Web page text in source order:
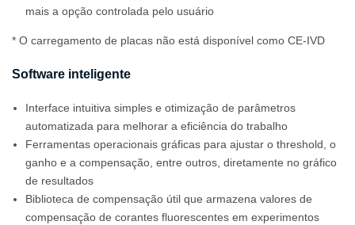
mais a opção controlada pelo usuário
* O carregamento de placas não está disponível como CE-IVD
Software inteligente
Interface intuitiva simples e otimização de parâmetros
automatizada para melhorar a eficiência do trabalho
Ferramentas operacionais gráficas para ajustar o threshold, o
ganho e a compensação, entre outros, diretamente no gráfico
de resultados
Biblioteca de compensação útil que armazena valores de
compensação de corantes fluorescentes em experimentos